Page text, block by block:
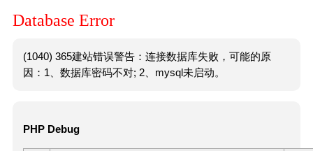
Database Error
(1040) 365建站错误警告：连接数据库失败，可能的原
因：1、数据库密码不对; 2、mysql未启动。
PHP Debug